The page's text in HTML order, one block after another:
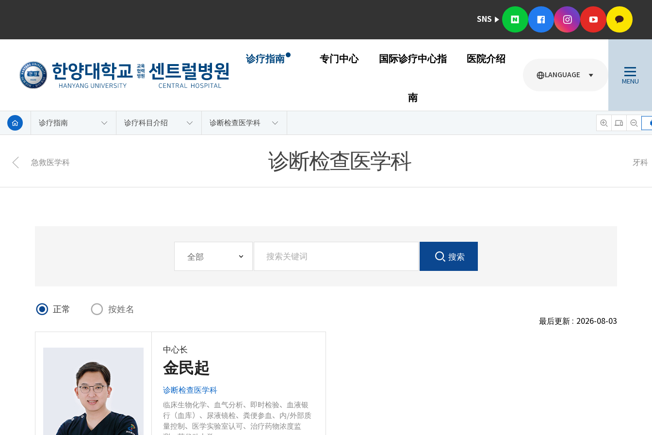
SNS
诊疗指南 专门中心 国际诊疗中心指
南
医院介绍
LANGUAGE
MENU
诊疗指南 诊疗科目介绍 诊断检查医学科
急救医学科 诊断检查医学科 牙科
搜索
正常 按姓名
最后更新 : 2026-08-03
中心长
金民起
诊断检查医学科
临床生物化学、血气分析、即时检验、血液银
行（血库）、尿液镜检、粪便参血、内/外部质
量控制、医学实验室认可、治疗药物浓度监